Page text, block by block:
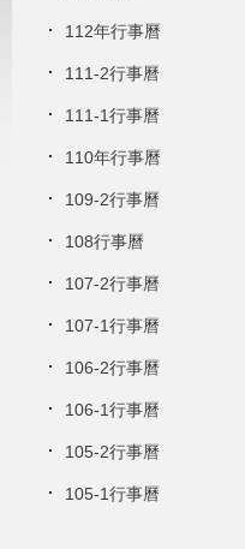
112年行事曆
111-2行事曆
111-1行事曆
110年行事曆
109-2行事曆
108行事曆
107-2行事曆
107-1行事曆
106-2行事曆
106-1行事曆
105-2行事曆
105-1行事曆